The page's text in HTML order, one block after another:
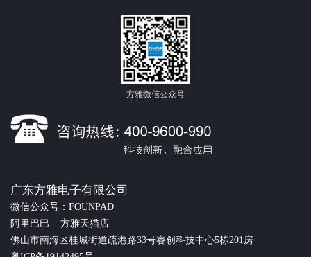
方雅微信公众号
广东方雅电子有限公司
微信公众号：FOUNPAD
阿里巴巴
方雅天猫店
佛山市南海区桂城街道疏港路33号睿创科技中心5栋201房